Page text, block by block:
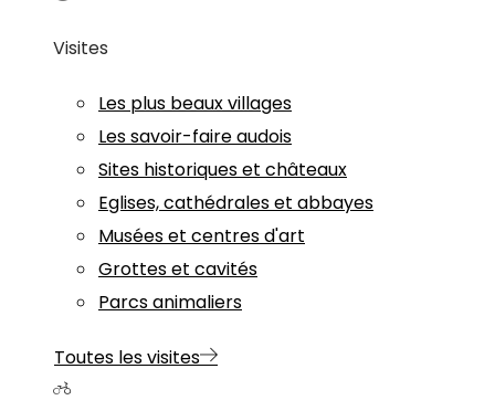
Visites
Les plus beaux villages
Les savoir-faire audois
Sites historiques et châteaux
Eglises, cathédrales et abbayes
Musées et centres d'art
Grottes et cavités
Parcs animaliers
Toutes les visites